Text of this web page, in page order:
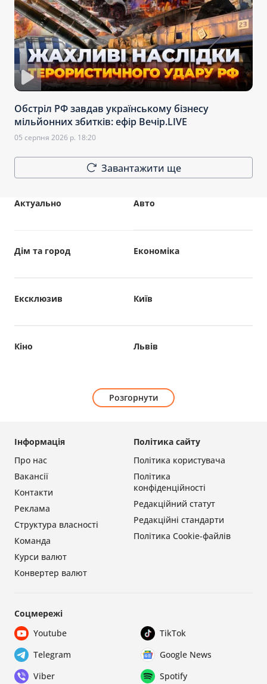
Обстріл РФ завдав українському бізнесу
мільйонних збитків: ефір Вечір.LIVE
05 серпня 2026 р. 18:20
Завантажити ще
Авто
Актуально
Дім та город Економіка
Ексклюзив Київ
Кіно Львів
Розгорнути
Політика сайту
Політика користувача
Політика
конфіденційності
Редакційний статут
Редакційні стандарти
Політика Cookie-файлів
Інформація
Про нас
Вакансії
Контакти
Реклама
Структура власності
Команда
Курси валют
Конвертер валют
Соцмережі
Youtube
TikTok
Telegram
Google News
Viber
Spotify